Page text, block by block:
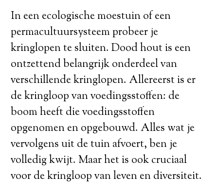
In een ecologische moestuin of een
permacultuursysteem probeer je
kringlopen te sluiten. Dood hout is een
ontzettend belangrijk onderdeel van
verschillende kringlopen. Allereerst is er
de kringloop van voedingsstoffen: de
boom heeft die voedingsstoffen
opgenomen en opgebouwd. Alles wat je
vervolgens uit de tuin afvoert, ben je
volledig kwijt. Maar het is ook cruciaal
voor de kringloop van leven en diversiteit.